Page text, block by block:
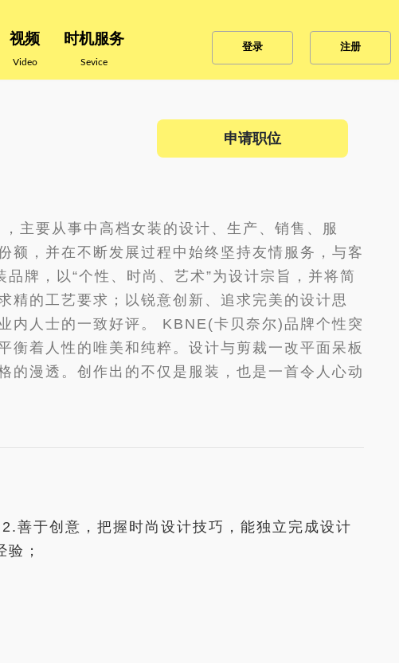
视频
Video
时机服务
Sevice
登录 注册
申请职位
主要从事中高档女装的设计、生产、销售、服
额，并在不断发展过程中始终坚持友情服务，与客
牌，以“个性、时尚、艺术”为设计宗旨，并将简
精的工艺要求；以锐意创新、追求完美的设计思
内人士的一致好评。 KBNE(卡贝奈尔)品牌个性突
衡着人性的唯美和纯粹。设计与剪裁一改平面呆板
的漫透。创作出的不仅是服装，也是一首令人心动
善于创意，把握时尚设计技巧，能独立完成设计
；